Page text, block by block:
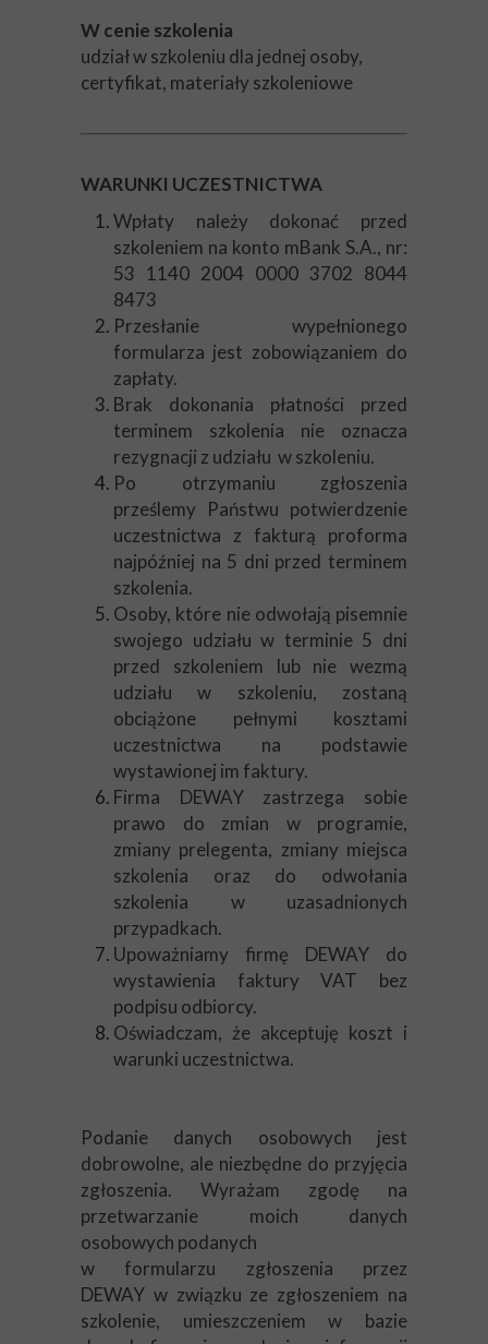
W cenie szkolenia
udział w szkoleniu dla jednej osoby,
certyfikat, materiały szkoleniowe
WARUNKI UCZESTNICTWA
Wpłaty należy dokonać przed
szkoleniem na konto mBank S.A., nr:
53 1140 2004 0000 3702 8044
8473
Przesłanie wypełnionego
formularza jest zobowiązaniem do
zapłaty.
Brak dokonania płatności przed
terminem szkolenia nie oznacza
rezygnacji z udziału w szkoleniu.
Po otrzymaniu zgłoszenia
prześlemy Państwu potwierdzenie
uczestnictwa z fakturą proforma
najpóźniej na 5 dni przed terminem
szkolenia.
Osoby, które nie odwołają pisemnie
swojego udziału w terminie 5 dni
przed szkoleniem lub nie wezmą
udziału w szkoleniu, zostaną
obciążone pełnymi kosztami
uczestnictwa na podstawie
wystawionej im faktury.
Firma DEWAY zastrzega sobie
prawo do zmian w programie,
zmiany prelegenta, zmiany miejsca
szkolenia oraz do odwołania
szkolenia w uzasadnionych
przypadkach.
Upoważniamy firmę DEWAY do
wystawienia faktury VAT bez
podpisu odbiorcy.
Oświadczam, że akceptuję koszt i
warunki uczestnictwa.
Podanie danych osobowych jest
dobrowolne, ale niezbędne do przyjęcia
zgłoszenia. Wyrażam zgodę na
przetwarzanie moich danych
osobowych podanych
w formularzu zgłoszenia przez
DEWAY w związku ze zgłoszeniem na
szkolenie, umieszczeniem w bazie